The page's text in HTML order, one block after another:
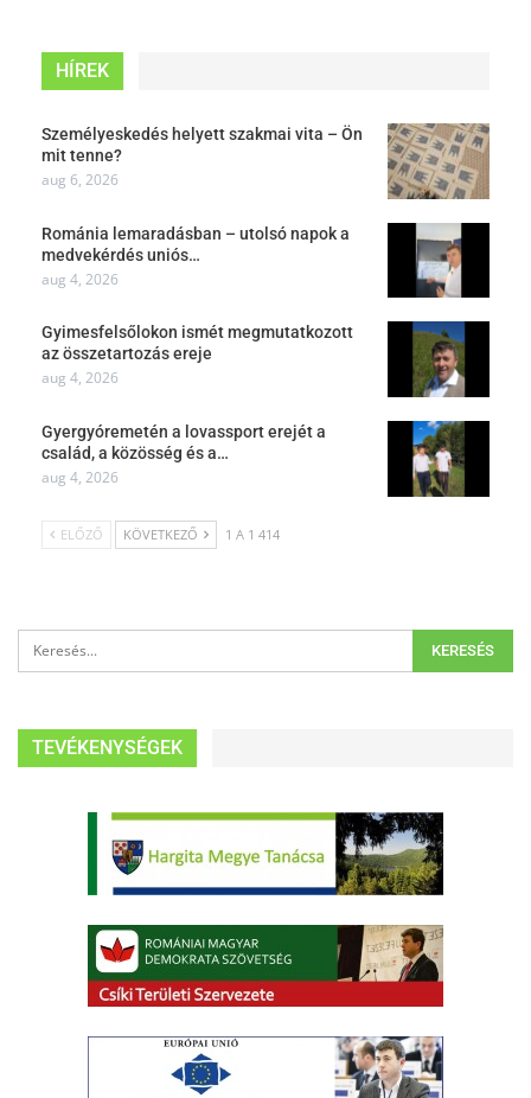
HÍREK
Személyeskedés helyett szakmai vita – Ön
mit tenne?
aug 6, 2026
Románia lemaradásban – utolsó napok a
medvekérdés uniós…
aug 4, 2026
Gyimesfelsőlokon ismét megmutatkozott
az összetartozás ereje
aug 4, 2026
Gyergyóremetén a lovassport erejét a
család, a közösség és a…
aug 4, 2026
ELŐZŐ KÖVETKEZŐ 1 A 1 414
TEVÉKENYSÉGEK